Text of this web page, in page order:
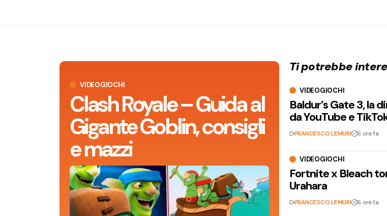
VIDEOGIOCHI
Clash Royale – Guida al
Gigante Goblin, consigli
e mazzi
Ti potrebbe
VIDEOGIOCHI
Baldur’s Gate 3, la
da YouTube e
DiFRANCESCO LEMURI 6 ore fa
VIDEOGIOCHI
Fortnite x Bleach
Urahara
DiFRANCESCO LEMURI 6 ore fa